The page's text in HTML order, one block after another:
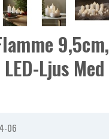
9,5cm,
Ljus Med
06